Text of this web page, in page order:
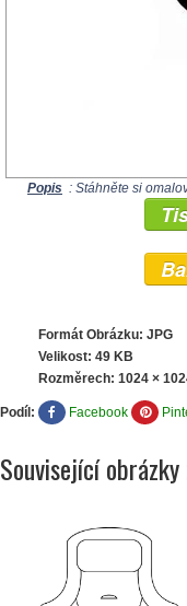
Popis : Stáhněte si
Formát Obrázku: JPG
Velikost: 49 KB
Rozměrech: 1024 ×
Podíl: Facebook
Související